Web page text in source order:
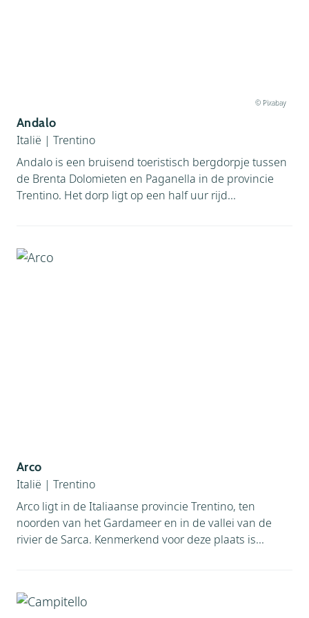
© Pixabay
Andalo
Italië | Trentino
Andalo is een bruisend toeristisch bergdorpje tussen
de Brenta Dolomieten en Paganella in de provincie
Trentino. Het dorp ligt op een half uur rijd...
Arco
Italië | Trentino
Arco ligt in de Italiaanse provincie Trentino, ten
noorden van het Gardameer en in de vallei van de
rivier de Sarca. Kenmerkend voor deze plaats is...